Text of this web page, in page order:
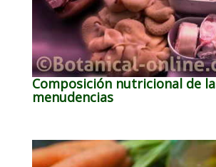
Composición nutricional de
menudencias